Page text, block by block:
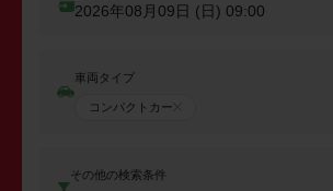
2026年08月09日 (日) 09:00
車両タイプ
コンパクトカー
その他の検索条件